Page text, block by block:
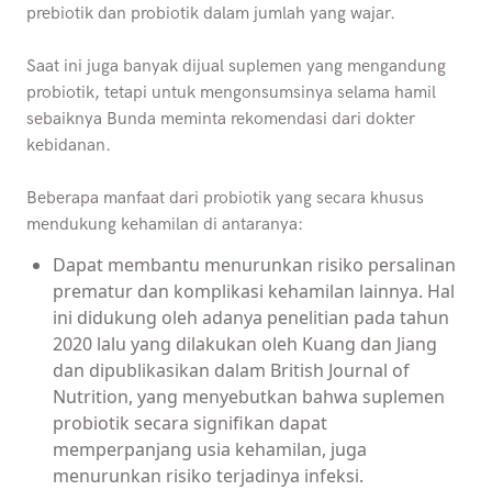
prebiotik dan probiotik dalam jumlah yang wajar.
Saat ini juga banyak dijual suplemen yang mengandung
probiotik, tetapi untuk mengonsumsinya selama hamil
sebaiknya Bunda meminta rekomendasi dari dokter
kebidanan.
Beberapa manfaat dari probiotik yang secara khusus
mendukung kehamilan di antaranya:
Dapat membantu menurunkan risiko persalinan
prematur dan komplikasi kehamilan lainnya. Hal
ini didukung oleh adanya penelitian pada tahun
2020 lalu yang dilakukan oleh Kuang dan Jiang
dan dipublikasikan dalam British Journal of
Nutrition, yang menyebutkan bahwa suplemen
probiotik secara signifikan dapat
memperpanjang usia kehamilan, juga
menurunkan risiko terjadinya infeksi.